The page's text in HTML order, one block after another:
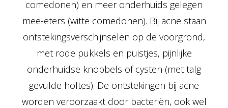
comedonen) en meer onderhuids gelegen
mee-eters (witte comedonen). Bij acne staan
ontstekingsverschijnselen op de voorgrond,
met rode pukkels en puistjes, pijnlijke
onderhuidse knobbels of cysten (met talg
gevulde holtes). De ontstekingen bij acne
worden veroorzaakt door bacteriën, ook wel